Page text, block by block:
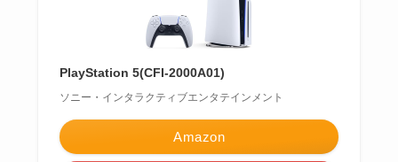
PlayStation 5(CFI-2000A01)
ソニー・インタラクティブエンタテインメント
Amazon